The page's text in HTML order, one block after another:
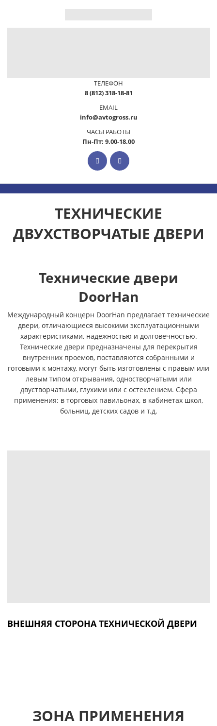
ТЕЛЕФОН
8 (812) 318-18-81
EMAIL
info@avtogross.ru
ЧАСЫ РАБОТЫ
Пн-Пт: 9.00-18.00
ТЕХНИЧЕСКИЕ
ДВУХСТВОРЧАТЫЕ ДВЕРИ
Технические двери
DoorHan
Международный концерн DoorHan предлагает технические
двери, отличающиеся высокими эксплуатационными
характеристиками, надежностью и долговечностью.
Технические двери предназначены для перекрытия
внутренних проемов, поставляются собранными и
готовыми к монтажу, могут быть изготовлены с правым или
левым типом открывания, одностворчатыми или
двустворчатыми, глухими или с остеклением. Сфера
применения: в торговых павильонах, в кабинетах школ,
больниц, детских садов и т.д.
ВНЕШНЯЯ СТОРОНА ТЕХНИЧЕСКОЙ ДВЕРИ
ЗОНА ПРИМЕНЕНИЯ